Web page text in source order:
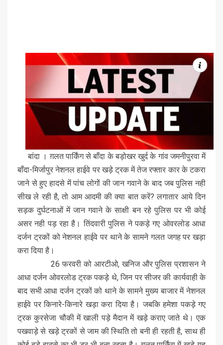
बांदा । ग़लत पार्किंग से बाँदा के बड़ोखर खुर्द के गांव जमनीपुरवा में
बाँदा-मिर्जापुर नेशनल हाईवे पर खड़े ट्रक में तेज रफ्तार कार के टकरा
जाने से हुए हादसे में पांच लोगों की जान गवाने के बाद जब पुलिस नही
सीख ले रही है, तो आम आदमी की क्या बात करें? लगातार आये दिन
सड़क दुर्घटनाओं में जान गवाने के साक्षी बन रहे पुलिस पर भी कोई
असर नही पड़ रहा है। तिंदवारी पुलिस ने पकड़े गए ओवरलोड आधा
दर्जन ट्रकों को नेशनल हाईवे पर थाने के सामने गलत जगह पर खड़ा
करा दिया है।
26 फरवरी को आरटीओ, खनिज और पुलिस प्रशासन ने
आधा दर्जन ओवरलोड ट्रक पकड़े थे, जिन पर सीजर की कार्यवाही के
बाद सभी आधा दर्जन ट्रकों को थाने के सामने मुख्य बाजार में नेशनल
हाईवे पर किनारे-किनारे खड़ा करा दिया है। जबकि हमेशा पकड़े गए
ट्रक कुरसेजा चौकी में खाली पड़े मैदान में खड़े कराए जाते थे। एक
पखवाड़े से खड़े ट्रकों से जाम की स्थिति तो बनी ही रहती है, साथ ही